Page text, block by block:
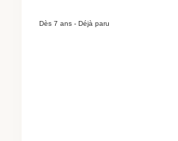
Dès 7 ans - Déjà paru